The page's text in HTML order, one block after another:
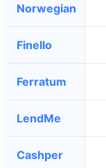
Norwegian
Finello
Ferratum
LendMe
Cashper